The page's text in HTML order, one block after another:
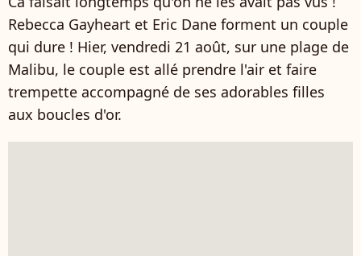
Rebecca Gayheart et Eric Dane forment un couple
qui dure ! Hier, vendredi 21 août, sur une plage de
Malibu, le couple est allé prendre l'air et faire
trempette accompagné de ses adorables filles
aux boucles d'or.